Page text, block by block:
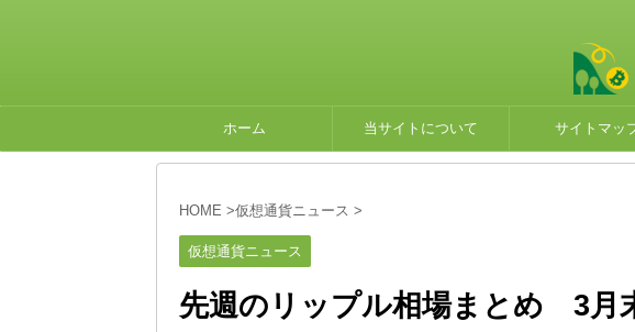
ホーム 当サイトについて サイトマッ
HOME >仮想通貨ニュース >
仮想通貨ニュース
先週のリップル相場まとめ 3月